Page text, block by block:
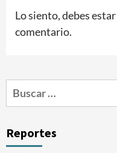
Lo siento, debes estar
comentario.
Buscar:
Reportes